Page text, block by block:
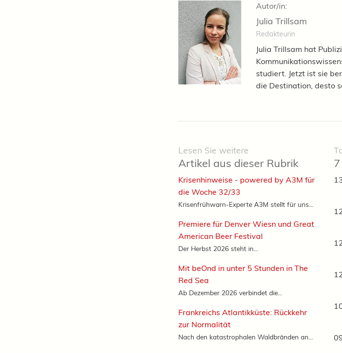
Autor/in:
Julia Trillsam
Redakteurin
Julia Trillsam hat
studiert. Jetzt ist sie
die Destination, desto
Lesen Sie weitere
Artikel aus dieser Rubrik
Krisenhinweise - powered by A3M für
die Woche 32/33
Krisenfrühwarn-Experte A3M stellt für uns...
Premiere für Denver Wiesn und Great
American Beer Festival
Der Herbst 2026 steht in...
Mit beOnd in unter 5 Stunden in The
Red Sea
Ab Dezember 2026 verbindet die...
Frankreichs Atlantikküste: Rückkehr
zur Normalität
Nach den katastrophalen Waldbränden an...